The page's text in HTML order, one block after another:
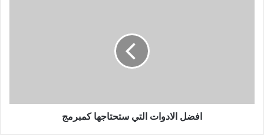
افضل الادوات التي ستحتاجها كمبرمج